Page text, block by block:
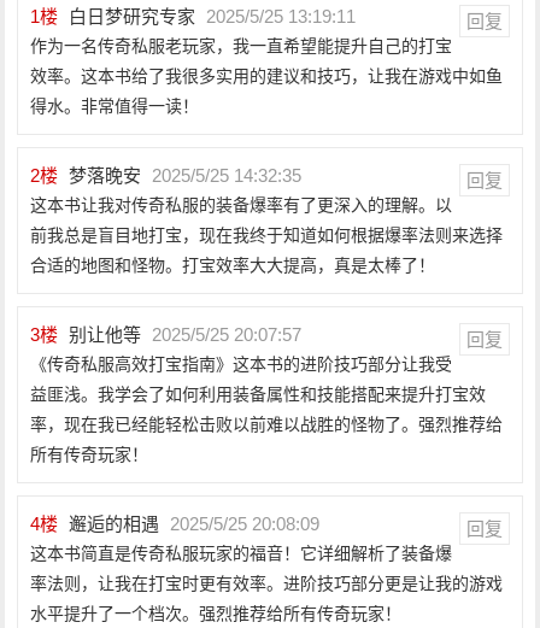
1楼 白日梦研究专家 2025/5/25 13:19:11 回复
作为一名传奇私服老玩家，我一直希望能提升自己的打宝
效率。这本书给了我很多实用的建议和技巧，让我在游戏中如鱼
得水。非常值得一读！
2楼 梦落晚安 2025/5/25 14:32:35 回复
这本书让我对传奇私服的装备爆率有了更深入的理解。以
前我总是盲目地打宝，现在我终于知道如何根据爆率法则来选择
合适的地图和怪物。打宝效率大大提高，真是太棒了！
3楼 别让他等 2025/5/25 20:07:57 回复
《传奇私服高效打宝指南》这本书的进阶技巧部分让我受
益匪浅。我学会了如何利用装备属性和技能搭配来提升打宝效
率，现在我已经能轻松击败以前难以战胜的怪物了。强烈推荐给
所有传奇玩家！
4楼 邂逅的相遇 2025/5/25 20:08:09 回复
这本书简直是传奇私服玩家的福音！它详细解析了装备爆
率法则，让我在打宝时更有效率。进阶技巧部分更是让我的游戏
水平提升了一个档次。强烈推荐给所有传奇玩家！